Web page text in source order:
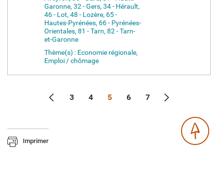
Garonne, 32 - Gers, 34 - Hérault,
46 - Lot, 48 - Lozère, 65 -
Hautes-Pyrénées, 66 - Pyrénées-
Orientales, 81 - Tarn, 82 - Tarn-
et-Garonne
Thème(s) : Economie régionale,
Emploi / chômage
3 4 5 6 7
Imprimer